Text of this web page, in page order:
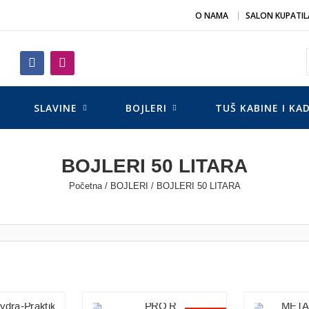
O NAMA SALON
SLAVINE BOJLERI TUŠ KABINE I
BOJLERI 50 LITARA
Početna/ BOJLERI / BOJLERI 50 LITARA